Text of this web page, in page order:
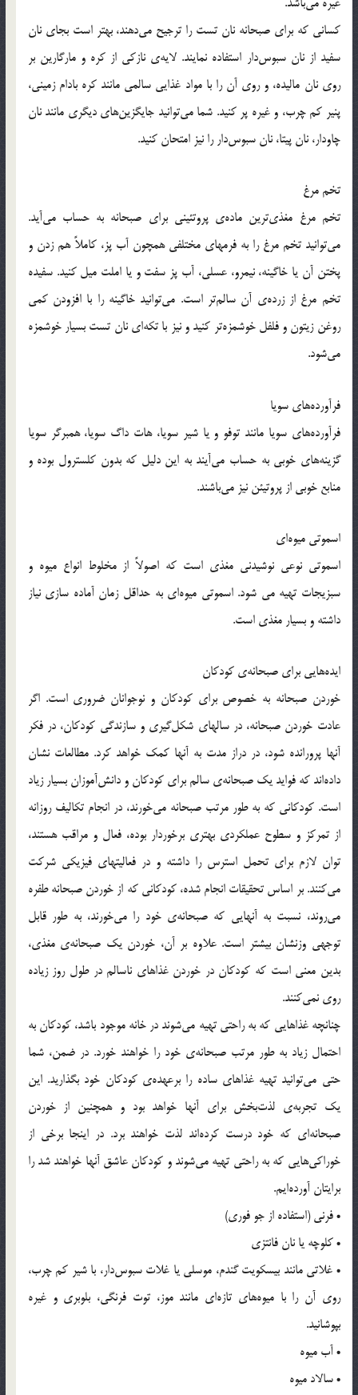
کسانی که برای صبحانه نان تست را ترجیح می‌دهند، بهتر است بجای نان
سفید از نان سبوس‌دار استفاده نمایند. لایه‌ی نازکی از کره و مارگارین بر
روی نان مالیده، و روی آن را با مواد غذایی سالمی مانند کره بادام زمینی،
پنیر کم چرب، و غیره پر کنید. شما می‌توانید جایگزین‌های دیگری مانند نان
چاودار، نان پیتا، نان سبوس‌دار را نیز امتحان کنید.
تخم مرغ
تخم مرغ مغذی‌ترین ماده‌ی پروتئینی برای صبحانه به حساب می‌آید.
می‌توانید تخم مرغ را به فرمهای مختلفی همچون آب پز، کاملاً هم زدن و
پختن آن یا خاگینه، نیمرو، عسلی، آب پز سفت و یا املت میل کنید. سفیده
تخم مرغ از زرده‌ی آن سالم‌تر است. می‌توانید خاگینه را با افزودن کمی
روغن زیتون و فلفل خوشمزه‌تر کنید و نیز با تکه‌ای نان تست بسیار خوشمزه
می‌شود.
فرآورده‌های سویا
فرآورده‌های سویا مانند توفو و یا شیر سویا، هات داگ سویا، همبرگر سویا
گزینه‌های خوبی به حساب می‌آیند به این دلیل که بدون کلسترول بوده و
منابع خوبی از پروتیئن نیز می‌باشند.
اسموتی میوه‌ای
اسموتی نوعی نوشیدنی مغذی است که اصولاً از مخلوط انواع میوه و
سبزیجات تهیه می شود. اسموتی‌ میوه‌ای به حداقل زمان آماده سازی نیاز
داشته و بسیار مغذی است.
ایده‌هایی برای صبحانه‌ی کودکان
خوردن صبحانه به خصوص برای کودکان و نوجوانان ضروری است. اگر
عادت خوردن صبحانه، در سالهای شکل‌گیری و سازندگی کودکان، در فکر
آنها پرورانده شود، در دراز مدت به آنها کمک خواهد کرد. مطالعات نشان
داده‌اند که فواید یک صبحانه‌ی سالم برای کودکان و دانش‌آموزان بسیار زیاد
است. کودکانی که به طور مرتب صبحانه می‌خورند، در انجام تکالیف روزانه
از تمرکز و سطوح عملکردی بهتری برخوردار بوده، فعال و مراقب هستند،
توان لازم برای تحمل استرس را داشته و در فعالیتهای فیزیکی شرکت
می‌کنند. بر اساس تحقیقات انجام شده، کودکانی که از خوردن صبحانه طفره
می‌روند، نسبت به آنهایی که صبحانه‌ی خود را می‌خورند، به طور قابل
توجهی وزنشان بیشتر است. علاوه بر آن، خوردن یک صبحانه‌ی مغذی،
بدین معنی است که کودکان در خوردن غذاهای ناسالم در طول روز زیاده
روی نمی‌کنند.
چنانچه غذاهایی که به راحتی تهیه می‌شوند در خانه موجود باشد، کودکان به
احتمال زیاد به طور مرتب صبحانه‌ی خود را خواهند خورد. در ضمن، شما
حتی می‌توانید تهیه غذاهای ساده را برعهده‌ی کودکان خود بگذارید. این
یک تجربه‌ی لذت‌بخش برای آنها خواهد بود و همچنین از خوردن
صبحانه‌ای که خود درست کرده‌اند لذت خواهند برد. در اینجا برخی از
خوراکی‌هایی که به راحتی تهیه می‌شوند و کودکان عاشق آنها خواهند شد را
برایتان آورده‌ایم.
• فرنی (استفاده از جو فوری)
• کلوچه یا نان فانتزی
• غلاتی مانند بیسکویت گندم، موسلی یا غلات سبوس‌دار، با شیر کم چرب،
روی آن را با میوه‌های تازه‌ای مانند موز، توت فرنگی، بلوبری و غیره
بپوشانید.
• آب میوه
• سالاد میوه